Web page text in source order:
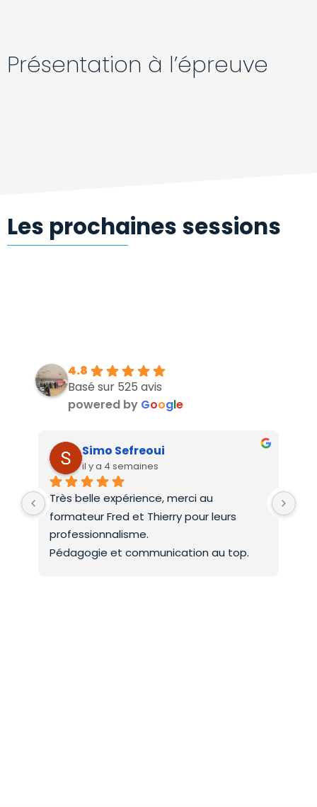
Présentation à l’épreuve
Les prochaines sessions
4.8
Basé sur 525 avis
powered by Google
Simo Sefreoui
il y a 4 semaines
Très belle expérience, merci au
formateur Fred et Thierry pour leurs
professionnalisme.
Pédagogie et communication au top.